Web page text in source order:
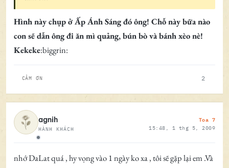
Hình này chụp ở Ấp Ánh Sáng đó ông! Chỗ này bữa nào
con sẽ dẫn ông đi ăn mì quảng, bún bò và bánh xèo nè!
Kekeke:biggrin:
CẢM ƠN 2
Ngoại tuyến
agnih
HÀNH KHÁCH
Toa 7
15:48, 1 thg 5, 2009
nhớ DaLat quá , hy vọng vào 1 ngày ko xa , tôi sẽ gặp lại em .Và